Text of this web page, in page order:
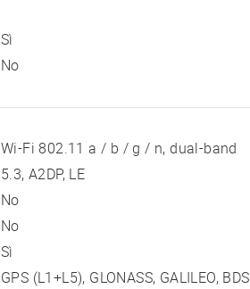
Sì
No
Wi-Fi 802.11 a / b / g / n, dual-band
5.3, A2DP, LE
No
No
Sì
GPS (L1+L5), GLONASS, GALILEO, BDS